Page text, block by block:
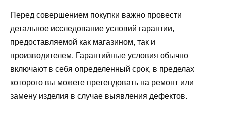
Перед совершением покупки важно провести
детальное исследование условий гарантии,
предоставляемой как магазином, так и
производителем. Гарантийные условия обычно
включают в себя определенный срок, в пределах
которого вы можете претендовать на ремонт или
замену изделия в случае выявления дефектов.